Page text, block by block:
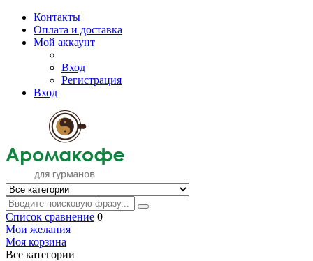
Контакты
Оплата и доставка
Мой аккаунт
Вход
Регистрация
Вход
Список сравнение 0
Мои желания
Моя корзина
Все категории